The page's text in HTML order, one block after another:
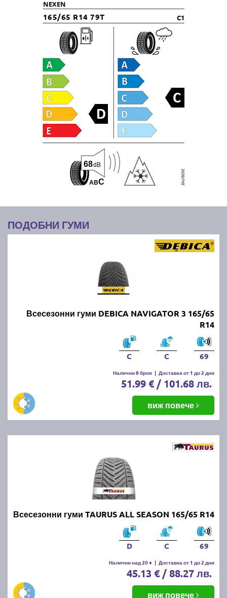
NEXEN
165/65 R14 79T C1
ABC
68dB
ПОДОБНИ ГУМИ
Всесезонни гуми DEBICA NAVIGATOR 3 165/65
R14
C C 69
Налични 8 броя | Доставка от 1 до 2 дни
51.99 € / 101.68 лв.
виж повече
Всесезонни гуми TAURUS ALL SEASON 165/65 R14
D C 69
Налични над 20 + | Доставка от 1 до 2 дни
45.13 € / 88.27 лв.
виж повече